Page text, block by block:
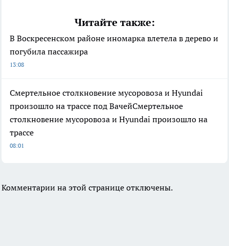
Читайте также:
В Воскресенском районе иномарка влетела в дерево и
погубила пассажира
13:08
Смертельное столкновение мусоровоза и Hyundai
произошло на трассе под ВачейСмертельное
столкновение мусоровоза и Hyundai произошло на
трассе
08:01
Комментарии на этой странице отключены.